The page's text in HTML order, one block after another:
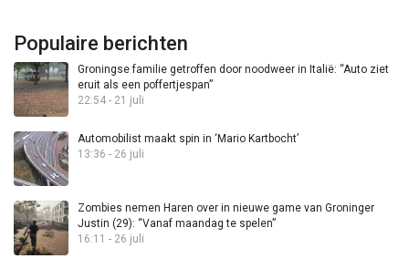
Populaire berichten
Groningse familie getroffen door noodweer in Italië: “Auto ziet
eruit als een poffertjespan”
22:54 - 21 juli
Automobilist maakt spin in ‘Mario Kartbocht’
13:36 - 26 juli
Zombies nemen Haren over in nieuwe game van Groninger
Justin (29): “Vanaf maandag te spelen”
16:11 - 26 juli